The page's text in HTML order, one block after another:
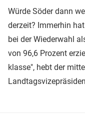
Würde Söder dann
derzeit? Immerhin
bei der Wiederwahl
von 96,6 Prozent
klasse", hebt der